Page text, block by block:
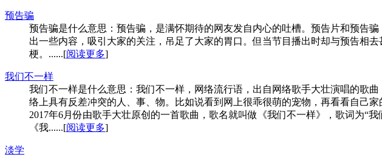
预告骗
预告骗是什么意思：预告骗，是满怀期待的网友发自内心的吐槽。预告片和预告
出一些内容，吸引大家的关注，吊足了大家的胃口。但当节目播出时却与预告相
梗。......[阅读更多]
我们不一样
我们不一样是什么意思：我们不一样，网络流行语，出自网络歌手大壮演唱的歌
络上具有反差冲突的人、事、物。比如说看到网上很乖很萌的宠物，再看看自己
2017年6月份由歌手大壮原创的一首歌曲，歌名就叫做《我们不一样》，歌词为“
《我......[阅读更多]
淡学